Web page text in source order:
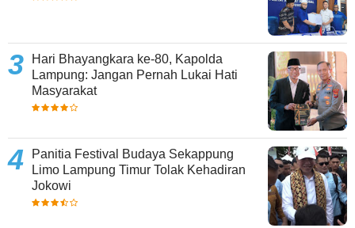
Hari Bhayangkara ke-80, Kapolda
Lampung: Jangan Pernah Lukai Hati
Masyarakat
Panitia Festival Budaya Sekappung
Limo Lampung Timur Tolak Kehadiran
Jokowi